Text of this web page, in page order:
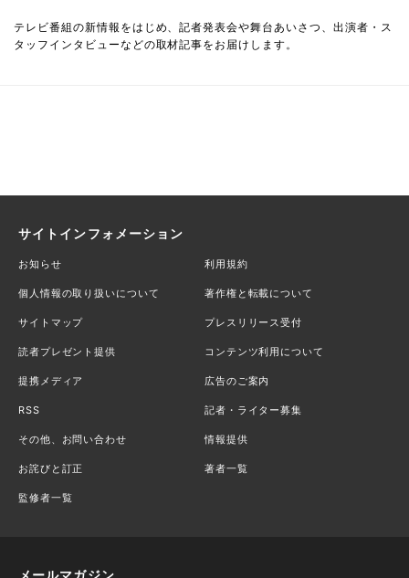
テレビ番組の新情報をはじめ、記者発表会や舞台あいさつ、出演者・ス
タッフインタビューなどの取材記事をお届けします。
サイトインフォメーション
お知らせ 利用規約
個人情報の取り扱いについて 著作権と転載について
サイトマップ プレスリリース受付
読者プレゼント提供 コンテンツ利用について
提携メディア 広告のご案内
RSS 記者・ライター募集
その他、お問い合わせ 情報提供
お詫びと訂正 著者一覧
監修者一覧
メールマガジン